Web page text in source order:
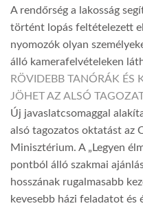
A rendőrség a lakosság
történt lopás feltételezett
nyomozók olyan
álló kamerafelvételeken
RÖVIDEBB TANÓRÁK ÉS
JÖHET AZ ALSÓ
Új javaslatcsomaggal
alsó tagozatos oktatást az
Minisztérium. A „Legyen
pontból álló szakmai
hosszának rugalmasabb
kevesebb házi feladatot és